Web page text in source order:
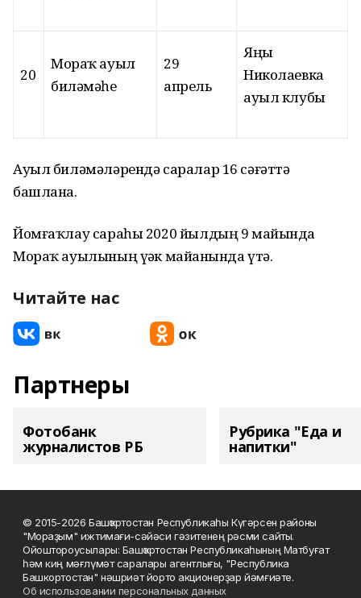
20
Мораҡ ауыл
биләмәһе
29
апрель
Яңы
Николаевка
ауыл клубы
Ауыл биләмәләрендә саралар 16 сәғәттә
башлана.
Йомғаҡлау сараһы 2020 йылдың 9 майында
Мораҡ ауылының үҙәк майҙанында үтә.
Читайте нас
Партнеры
Фотобанк
журналистов РБ
Рубрика "Еда и
напитки"
© 2015-2026 Башҡортостан Республикаһы Күгәрсен районы
"Мораҙым" ижтимағи-сәйәси гәзитенең рәсми сайты.
Ойоштороусылары: Башҡортостан Республикаһының Матбуғат
һәм киң мәғлүмәт саралары агентлығы, "Республика
Башкортостан" нәшриәт йорто акционерҙар йәмғиәте.
Об использовании персональных данных